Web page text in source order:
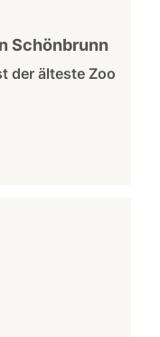
Schönbrunn
der älteste Zoo